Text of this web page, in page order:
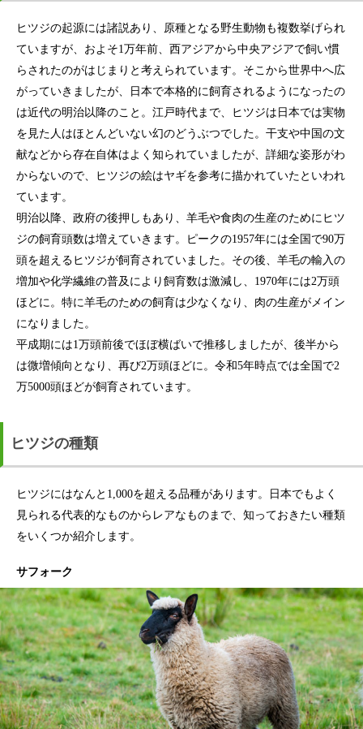
ヒツジの起源には諸説あり、原種となる野生動物も複数挙げられ
ていますが、およそ1万年前、西アジアから中央アジアで飼い慣
らされたのがはじまりと考えられています。そこから世界中へ広
がっていきましたが、日本で本格的に飼育されるようになったの
は近代の明治以降のこと。江戸時代まで、ヒツジは日本では実物
を見た人はほとんどいない幻のどうぶつでした。干支や中国の文
献などから存在自体はよく知られていましたが、詳細な姿形がわ
からないので、ヒツジの絵はヤギを参考に描かれていたといわれ
ています。
明治以降、政府の後押しもあり、羊毛や食肉の生産のためにヒツ
ジの飼育頭数は増えていきます。ピークの1957年には全国で90万
頭を超えるヒツジが飼育されていました。その後、羊毛の輸入の
増加や化学繊維の普及により飼育数は激減し、1970年には2万頭
ほどに。特に羊毛のための飼育は少なくなり、肉の生産がメイン
になりました。
平成期には1万頭前後でほぼ横ばいで推移しましたが、後半から
は微増傾向となり、再び2万頭ほどに。令和5年時点では全国で2
万5000頭ほどが飼育されています。
ヒツジの種類
ヒツジにはなんと1,000を超える品種があります。日本でもよく
見られる代表的なものからレアなものまで、知っておきたい種類
をいくつか紹介します。
サフォーク